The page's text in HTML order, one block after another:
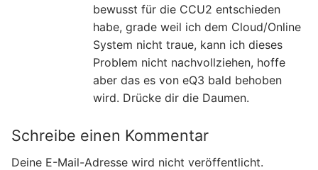
bewusst für die CCU2 entschieden
habe, grade weil ich dem Cloud/Online
System nicht traue, kann ich dieses
Problem nicht nachvollziehen, hoffe
aber das es von eQ3 bald behoben
wird. Drücke dir die Daumen.
Schreibe einen Kommentar
Deine E-Mail-Adresse wird nicht veröffentlicht.